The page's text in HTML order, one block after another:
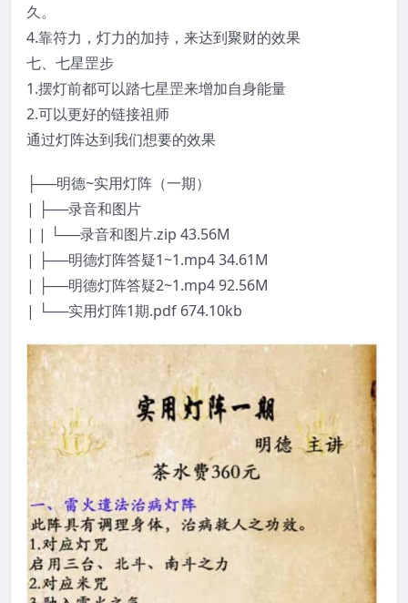
久。
4.靠符力，灯力的加持，来达到聚财的效果
七、七星罡步
1.摆灯前都可以踏七星罡来增加自身能量
2.可以更好的链接祖师
通过灯阵达到我们想要的效果
├──明德~实用灯阵（一期）
| ├──录音和图片
| | └──录音和图片.zip 43.56M
| ├──明德灯阵答疑1~1.mp4 34.61M
| ├──明德灯阵答疑2~1.mp4 92.56M
| └──实用灯阵1期.pdf 674.10kb